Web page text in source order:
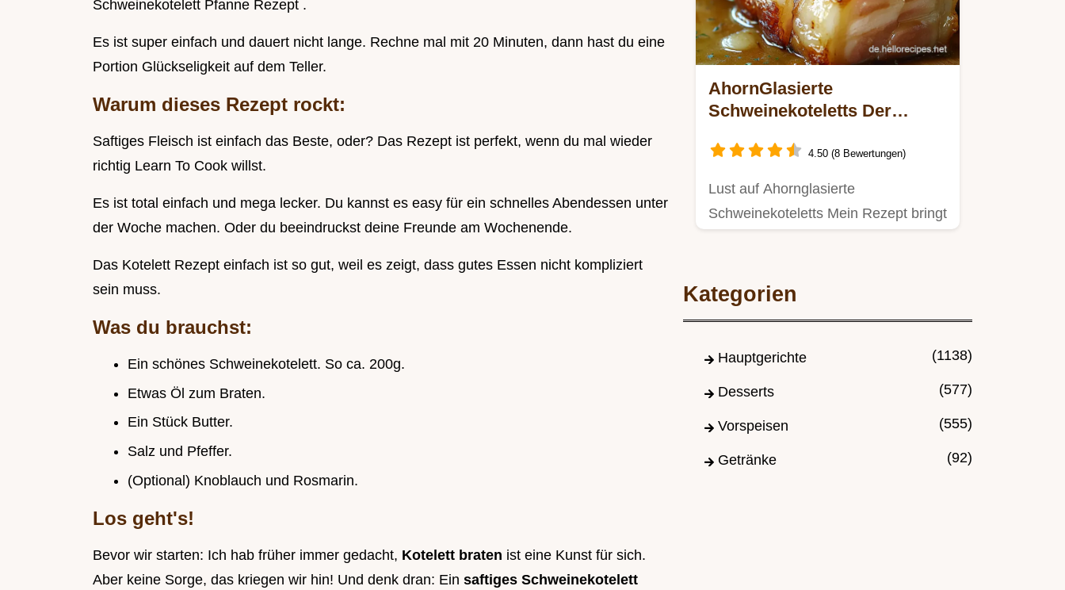
Schweinekotelett Pfanne Rezept .
Es ist super einfach und dauert nicht lange. Rechne mal mit 20 Minuten, dann hast du eine
Portion Glückseligkeit auf dem Teller.
Warum dieses Rezept rockt:
Saftiges Fleisch ist einfach das Beste, oder? Das Rezept ist perfekt, wenn du mal wieder
richtig Learn To Cook willst.
Es ist total einfach und mega lecker. Du kannst es easy für ein schnelles Abendessen unter
der Woche machen. Oder du beeindruckst deine Freunde am Wochenende.
Das Kotelett Rezept einfach ist so gut, weil es zeigt, dass gutes Essen nicht kompliziert
sein muss.
Was du brauchst:
Ein schönes Schweinekotelett. So ca. 200g.
Etwas Öl zum Braten.
Ein Stück Butter.
Salz und Pfeffer.
(Optional) Knoblauch und Rosmarin.
Los geht's!
Bevor wir starten: Ich hab früher immer gedacht, Kotelett braten ist eine Kunst für sich.
Aber keine Sorge, das kriegen wir hin! Und denk dran: Ein saftiges Schweinekotelett
AhornGlasierte
Schweinekoteletts Der
4.50 (8 Bewertungen)
Lust auf Ahornglasierte
Schweinekoteletts Mein Rezept bringt
Kategorien
Hauptgerichte (1138)
Desserts (577)
Vorspeisen (555)
Getränke (92)